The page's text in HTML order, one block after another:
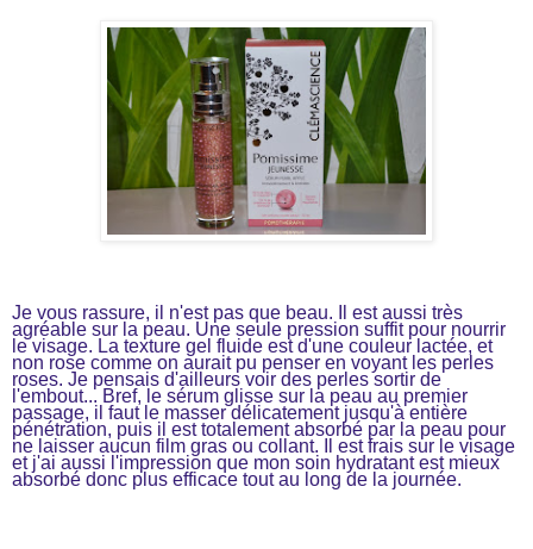
Je vous rassure, il n'est pas que beau. Il est aussi très
agréable sur la peau. Une seule pression suffit pour nourrir
le visage. La texture gel fluide est d'une couleur lactée, et
non rose comme on aurait pu penser en voyant les perles
roses. Je pensais d'ailleurs voir des perles sortir de
l'embout... Bref, le sérum glisse sur la peau au premier
passage, il faut le masser délicatement jusqu'à entière
pénétration, puis il est totalement absorbé par la peau pour
ne laisser aucun film gras ou collant. Il est frais sur le visage
et j'ai aussi l'impression que mon soin hydratant est mieux
absorbé donc plus efficace tout au long de la journée.